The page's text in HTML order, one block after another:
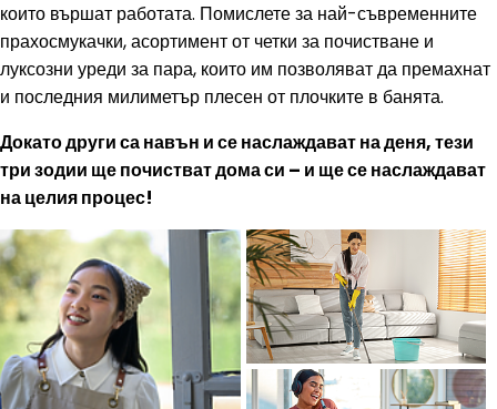
които вършат работата. Помислете за най-съвременните
прахосмукачки, асортимент от четки за почистване и
луксозни уреди за пара, които им позволяват да премахнат
и последния милиметър плесен от плочките в банята.
Докато други са навън и се наслаждават на деня, тези
три зодии ще почистват дома си – и ще се наслаждават
на целия процес!